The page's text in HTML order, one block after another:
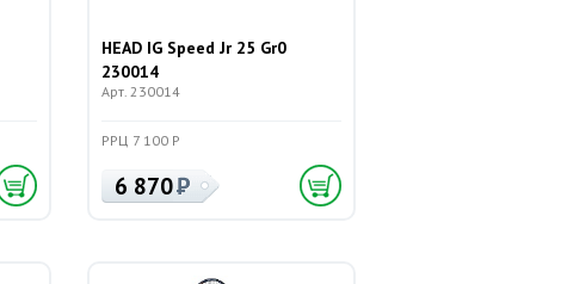
HEAD IG Speed Jr 25 Gr0
230014
Арт. 230014
РРЦ 7 100 Р
6 870